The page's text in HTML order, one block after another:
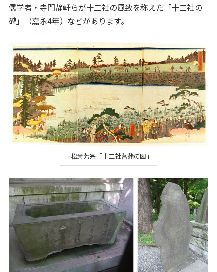
儒学者・寺門静軒らが十二社の風致を称えた「十二社の
碑」（嘉永4年）などがあります。
一松斎芳宗「十二社菖蒲の図」